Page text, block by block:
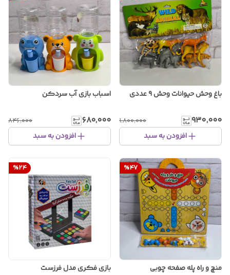
باغ وحش حیوانات وحش ۹ عددی
۹۳۰٬۰۰۰ ۱٬۸۰۰٬۰۰۰
افزودن به سبد
اسباب بازی آب سردکن
۶۸۰٬۰۰۰ ۸۴۶٬۰۰۰
افزودن به سبد
%47
منچ و راه پله صفحه چوبی
%24
بازی فکری مدل فرزست